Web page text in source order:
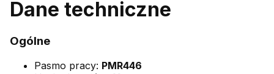
Dane techniczne
Ogólne
Pasmo pracy: PMR446